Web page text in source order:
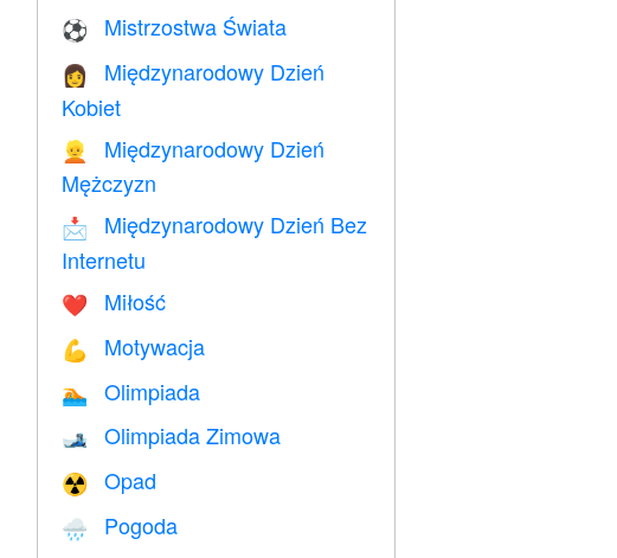
⚽ Mistrzostwa Świata
👩
Międzynarodowy Dzień
Kobiet
👱
Międzynarodowy Dzień
Mężczyzn
📩
Międzynarodowy Dzień Bez
Internetu
❤️️ Miłość
💪 Motywacja
🏊 Olimpiada
🎿 Olimpiada Zimowa
☢️ Opad
🌧
Pogoda